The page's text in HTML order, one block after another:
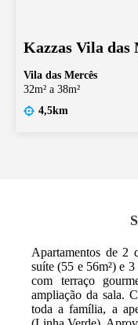
Kazzas Vila das
Vila das Mercês
32m² a 38m²
4,5km
Apartamentos de 2
suíte (55 e 56m²) e
com terraço
ampliação da sala.
toda a família, a